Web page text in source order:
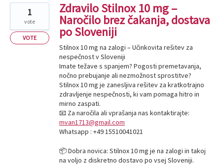
Zdravilo Stilnox 10 mg –
Naročilo brez čakanja, dostava
po Sloveniji
Stilnox 10 mg na zalogi – Učinkovita rešitev za
nespečnost v Sloveniji
Imate težave s spanjem? Pogosti premetavanja,
nočno prebujanje ali nezmožnost sprostitve?
Stilnox 10 mg je zanesljiva rešitev za kratkotrajno
zdravljenje nespečnosti, ki vam pomaga hitro in
mirno zaspati.
📧 Za naročila ali vprašanja nas kontaktirajte:
mvan1713@gmail.com
Whatsapp : +49 15510041021
📦 Dobra novica: Stilnox 10 mg je na zalogi in takoj
na voljo z diskretno dostavo po vsej Sloveniji.
1
vote
VOTE